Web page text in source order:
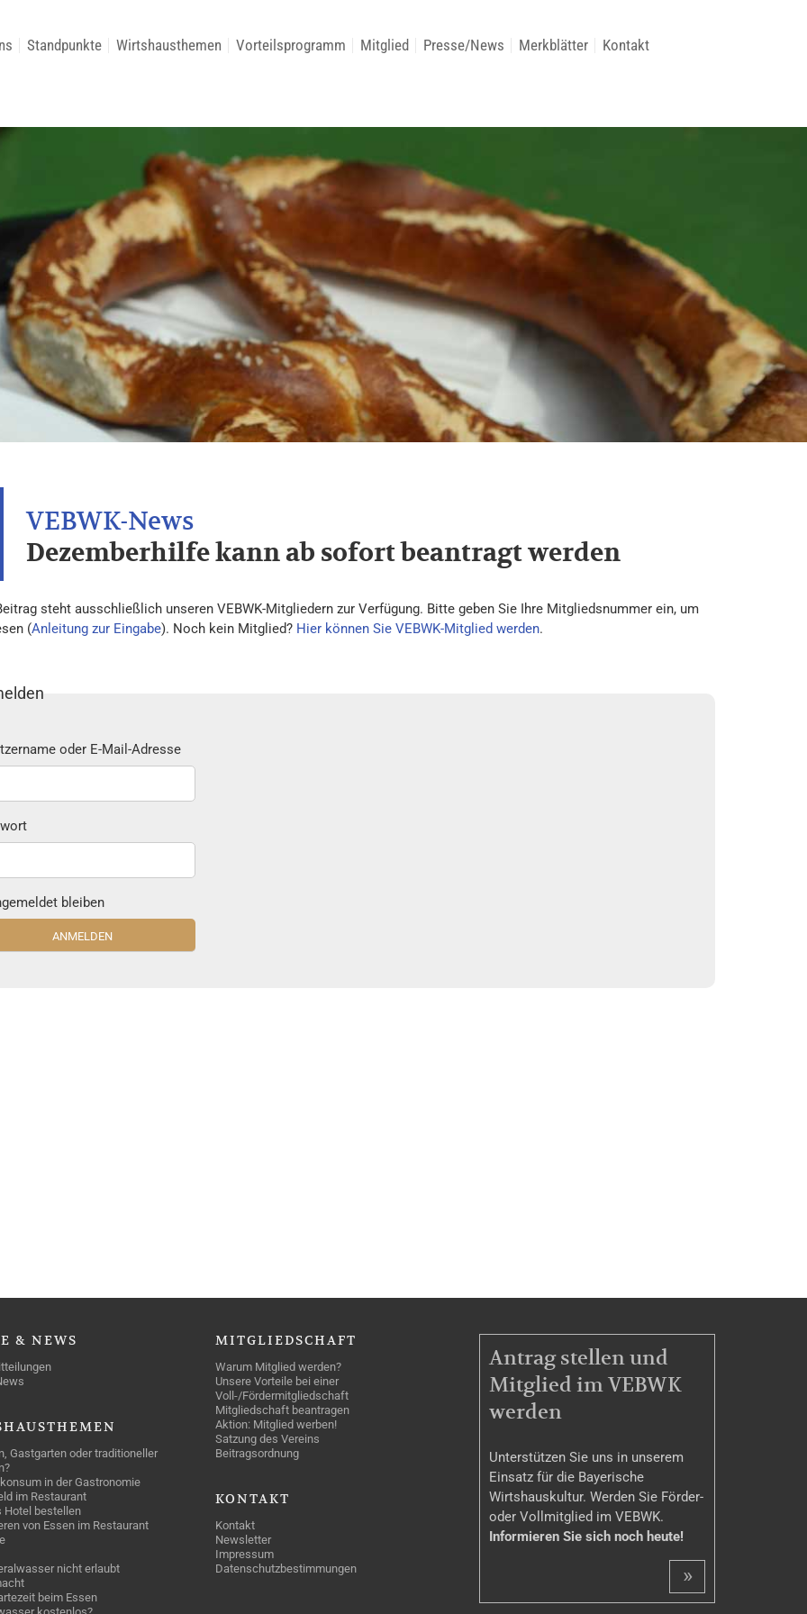
Standpunkte Wirtshausthemen Vorteilsprogramm Mitglied Presse/News Merkblätter Kontakt
Dezemberhilfe kann ab sofort beantragt werden
steht ausschließlich unseren VEBWK-Mitgliedern zur Verfügung. Bitte geben Sie Ihre Mitgliedsnummer ein, um
(Anleitung zur Eingabe). Noch kein Mitglied? Hier können Sie VEBWK-Mitglied werden.
oder E-Mail-Adresse
bleiben
& NEWS
Gastgarten oder traditioneller
in der Gastronomie
im Restaurant
Hotel bestellen
von Essen im Restaurant
nicht erlaubt
beim Essen
MITGLIEDSCHAFT
Warum Mitglied werden?
Unsere Vorteile bei einer
Voll-/Fördermitgliedschaft
Mitgliedschaft beantragen
Aktion: Mitglied werben!
Satzung des Vereins
Beitragsordnung
KONTAKT
Kontakt
Newsletter
Impressum
Datenschutzbestimmungen
MITGLIEDSCHAFT
Antrag stellen und
Mitglied im VEBWK
werden
Unterstützen Sie uns in unserem
Einsatz für die Bayerische
Wirtshauskultur. Werden Sie Förder-
oder Vollmitglied im VEBWK.
Informieren Sie sich noch heute!
»